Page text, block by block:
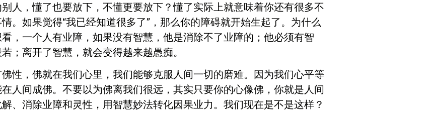
人，懂了也要放下，不懂更要放下？懂了实际上就意味着你还有很多不
。如果觉得“我已经知道很多了”，那么你的障碍就开始生起了。为什么
，一个人有业障，如果没有智慧，他是消除不了业障的；他必须有智
；离开了智慧，就会变得越来越愚痴。
性，佛就在我们心里，我们能够克服人间一切的磨难。因为我们心平等
人间成佛。不要以为佛离我们很远，其实只要你的心像佛，你就是人间
、消除业障和灵性，用智慧妙法转化因果业力。我们现在是不是这样？